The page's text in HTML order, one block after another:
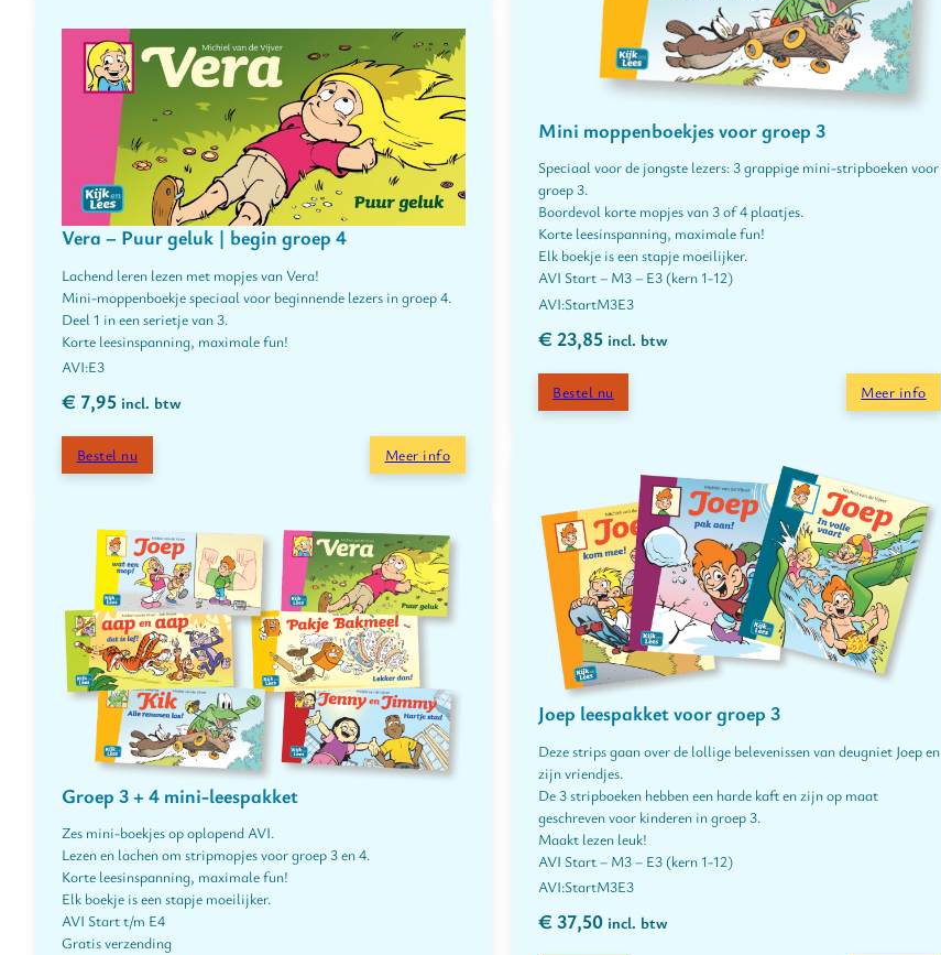
Vera – Puur geluk | begin groep 4
Lachend leren lezen met mopjes van Vera!
Mini-moppenboekje speciaal voor beginnende lezers in groep 4.
Deel 1 in een serietje van 3.
Korte leesinspanning, maximale fun!
E3
€ 7,95 incl. btw
Bestel nu Meer info
Groep 3 + 4 mini-leespakket
Zes mini-boekjes op oplopend AVI.
Lezen en lachen om stripmopjes voor groep 3 en 4.
Korte leesinspanning, maximale fun!
Elk boekje is een stapje moeilijker.
AVI Start t/m E4
Gratis verzending
Mini moppenboekjes voor groep 3
Speciaal voor de jongste lezers: 3 grappige mini-stripboeken voor
groep 3.
Boordevol korte mopjes van 3 of 4 plaatjes.
Korte leesinspanning, maximale fun!
Elk boekje is een stapje moeilijker.
AVI Start – M3 – E3 (kern 1-12)
StartM3E3
€ 23,85 incl. btw
Bestel nu Meer info
Joep leespakket voor groep 3
Deze strips gaan over de lollige belevenissen van deugniet Joep en
zijn vriendjes.
De 3 stripboeken hebben een harde kaft en zijn op maat
geschreven voor kinderen in groep 3.
Maakt lezen leuk!
AVI Start – M3 – E3 (kern 1-12)
StartM3E3
€ 37,50 incl. btw